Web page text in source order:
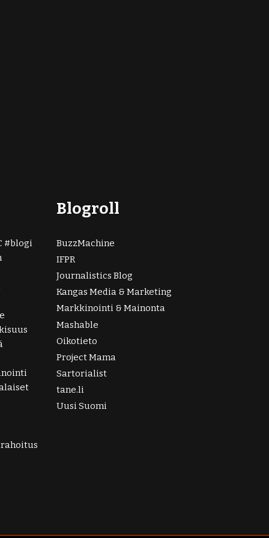
blogi
Blogroll
BuzzMachine
IFPR
Journalistics Blog
Kangas Media & Marketing
Markkinointi & Mainonta
Mashable
Oikotieto
Project Mama
Sartorialist
tane.li
Uusi Suomi